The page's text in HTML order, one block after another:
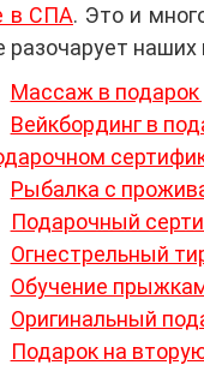
в СПА. Это и
наших
Массаж в
Вейкбординг в
Рыбалка с
Подарочный
Огнестрельный
Обучение
Оригинальный
Подарок на